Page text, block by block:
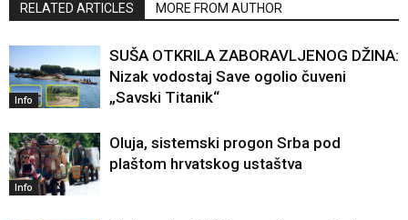
RELATED ARTICLES MORE FROM AUTHOR
Info
SUŠA OTKRILA ZABORAVLJENOG DŽINA:
Nizak vodostaj Save ogolio čuveni
„Savski Titanik“
Info
Oluja, sistemski progon Srba pod
plaštom hrvatskog ustaštva